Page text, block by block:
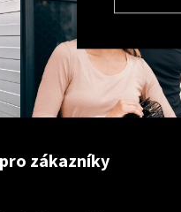
zákazníky